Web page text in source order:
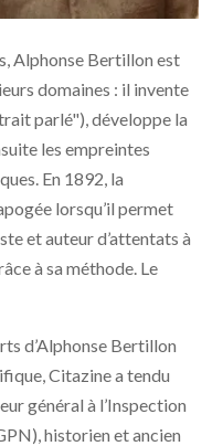
Alphonse Bertillon est
domaines : il invente
parlé"), développe la
les empreintes
En 1892, la
lorsqu’il permet
et auteur d’attentats à
à sa méthode. Le
d’Alphonse Bertillon
Citazine a tendu
général à l’Inspection
historien et ancien